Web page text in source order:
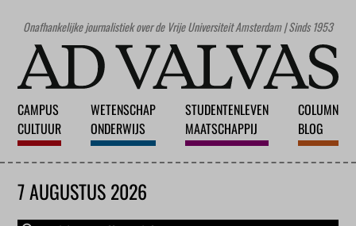
Onafhankelijke journalistiek over de Vrije Universiteit Amsterdam | Sinds 1953
CAMPUS
CULTUUR
WETENSCHAP
ONDERWIJS
STUDENTENLEVEN
MAATSCHAPPIJ
COLUMN
BLOG
7 AUGUSTUS 2026